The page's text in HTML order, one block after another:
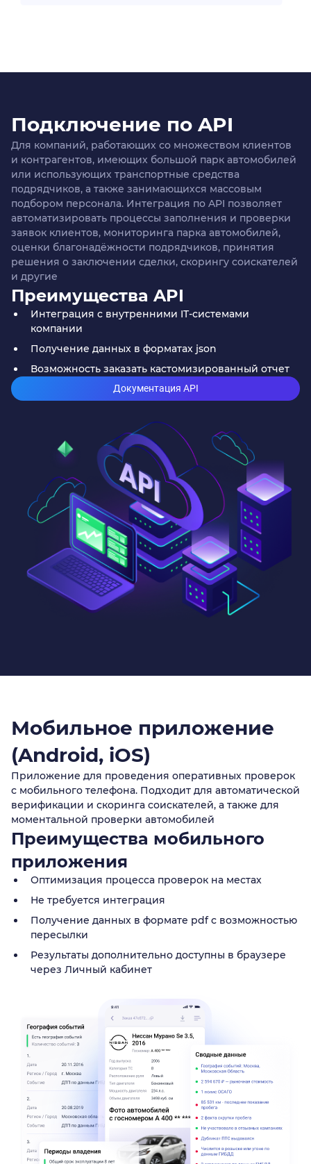
Подключение по API
Для компаний, работающих со множеством клиентов
и контрагентов, имеющих большой парк автомобилей
или использующих транспортные средства
подрядчиков, а также занимающихся массовым
подбором персонала. Интеграция по API позволяет
автоматизировать процессы заполнения и проверки
заявок клиентов, мониторинга парка автомобилей,
оценки благонадёжности подрядчиков, принятия
решения о заключении сделки, скорингу соискателей
и другие
Преимущества API
Интеграция с внутренними IT-системами
компании
Получение данных в форматах json
Возможность заказать кастомизированный отчет
Документация API
Мобильное приложение
(Android, iOS)
Приложение для проведения оперативных проверок
с мобильного телефона. Подходит для автоматической
верификации и скоринга соискателей, а также для
моментальной проверки автомобилей
Преимущества мобильного
приложения
Оптимизация процесса проверок на местах
Не требуется интеграция
Получение данных в формате pdf с возможностью
пересылки
Результаты дополнительно доступны в браузере
через Личный кабинет